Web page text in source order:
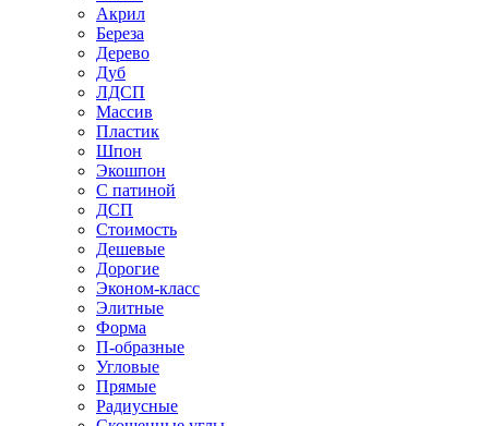
Акрил
Береза
Дерево
Дуб
ЛДСП
Массив
Пластик
Шпон
Экошпон
С патиной
ДСП
Стоимость
Дешевые
Дорогие
Эконом-класс
Элитные
Форма
П-образные
Угловые
Прямые
Радиусные